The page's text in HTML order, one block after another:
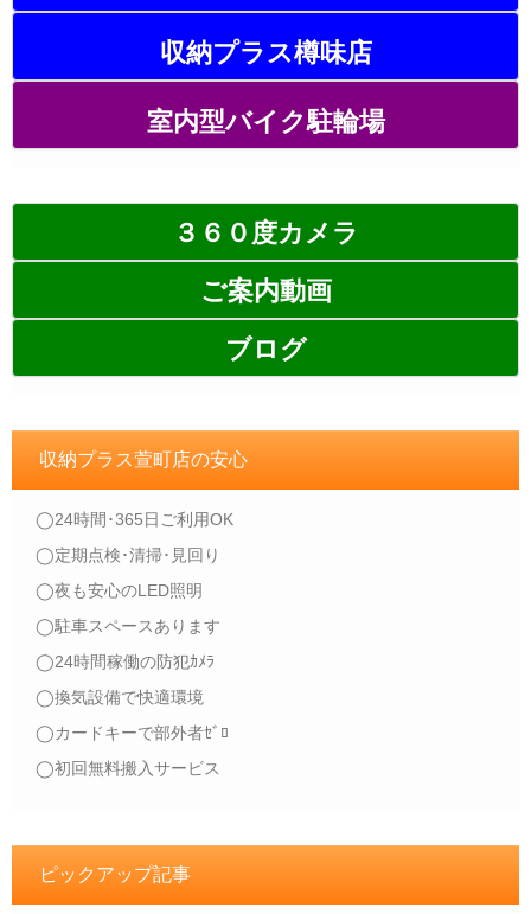
収納プラス樽味店
室内型バイク駐輪場
３６０度カメラ
ご案内動画
ブログ
収納プラス萱町店の安心
◯24時間･365日ご利用OK
◯定期点検･清掃･見回り
◯夜も安心のLED照明
◯駐車スペースあります
◯24時間稼働の防犯ｶﾒﾗ
◯換気設備で快適環境
◯カードキーで部外者ｾﾞﾛ
◯初回無料搬入サービス
ピックアップ記事